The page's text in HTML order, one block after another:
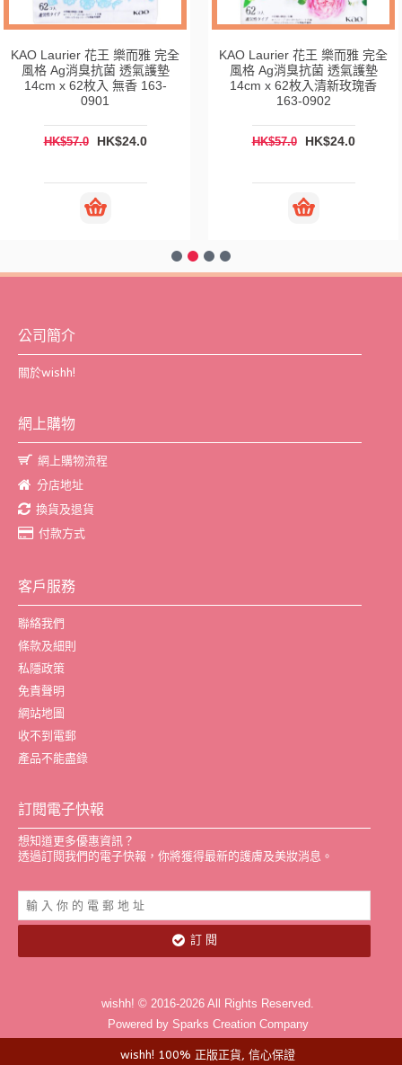
KAO Laurier 花王 樂而雅 完全
風格 Ag消臭抗菌 透氣護墊
14cm x 62枚入 無香 163-
0901
HK$57.0 HK$24.0
KAO Laurier 花王 樂而雅 完全
風格 Ag消臭抗菌 透氣護墊
14cm x 62枚入清新玫瑰香
163-0902
HK$57.0 HK$24.0
公司簡介
關於wishh!
網上購物
網上購物流程
分店地址
換貨及退貨
付款方式
客戶服務
聯絡我們
條款及細則
私隱政策
免責聲明
網站地圖
收不到電郵
產品不能盡錄
訂閱電子快報
想知道更多優惠資訊？
透過訂閱我們的電子快報，你將獲得最新的護膚及美妝消息。
訂 閱
wishh! © 2016-2026 All Rights Reserved.
Powered by Sparks Creation Company
wishh! 100% 正版正貨, 信心保證